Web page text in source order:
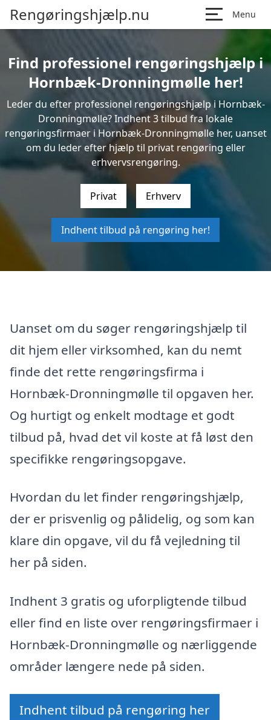
Rengøringshjælp.nu Menu
Find professionel rengøringshjælp i
Hornbæk-Dronningmølle her!
Leder du efter professionel rengøringshjælp i Hornbæk-
Dronningmølle? Indhent 3 tilbud fra lokale
rengøringsfirmaer i Hornbæk-Dronningmølle her, uanset
om du leder efter hjælp til privat rengøring eller
erhvervsrengøring.
Privat Erhverv
Indhent tilbud på rengøring her!
Uanset om du søger rengøringshjælp til
dit hjem eller virksomhed, kan du nemt
finde det rette rengøringsfirma i
Hornbæk-Dronningmølle til opgaven her.
Og hurtigt og enkelt modtage et godt
tilbud på, hvad det vil koste at få løst den
specifikke rengøringsopgave.
Hvordan du let finder rengøringshjælp,
der er prisvenlig og pålidelig, og som kan
klare din opgave, vil du få vejledning til
her på siden.
Indhent 3 gratis og uforpligtende tilbud
eller find en liste over rengøringsfirmaer i
Hornbæk-Dronningmølle og nærliggende
områder længere nede på siden.
Indhent tilbud på rengøring her